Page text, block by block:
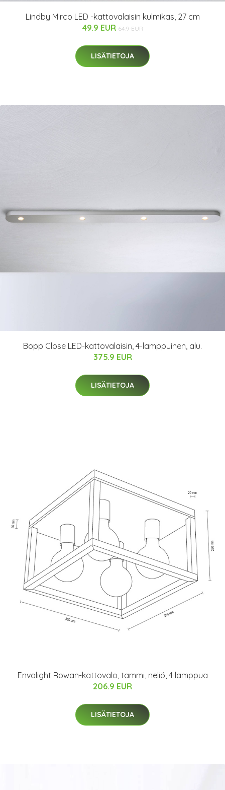
Lindby Mirco LED -kattovalaisin kulmikas, 27 cm
49.9 EUR 64.9 EUR
LISÄTIETOJA
Bopp Close LED-kattovalaisin, 4-lamppuinen, alu.
375.9 EUR
LISÄTIETOJA
Envolight Rowan-kattovalo, tammi, neliö, 4 lamppua
206.9 EUR
LISÄTIETOJA